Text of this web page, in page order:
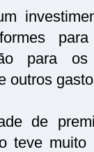
para
outros
de
teve